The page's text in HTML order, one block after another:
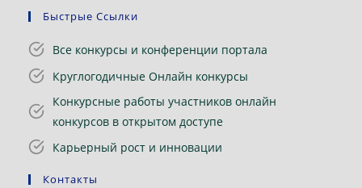
Быстрые Ссылки
Все конкурсы и конференции портала
Круглогодичные Онлайн конкурсы
Конкурсные работы участников онлайн
конкурсов в открытом доступе
Карьерный рост и инновации
Контакты